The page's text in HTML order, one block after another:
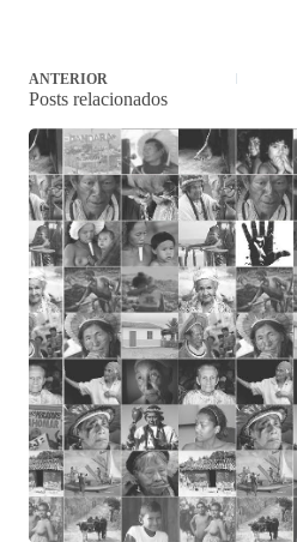
ANTERIOR
Posts relacionados